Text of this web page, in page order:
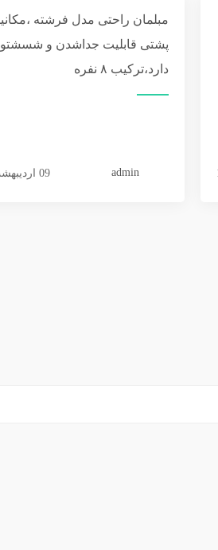
مبلمان راحتی مدل فرشته
پشتی قابلیت جداشدن و شسشتو
دارد،ترکیب ۸ نفره
admin 09 اردیبهشت 1405